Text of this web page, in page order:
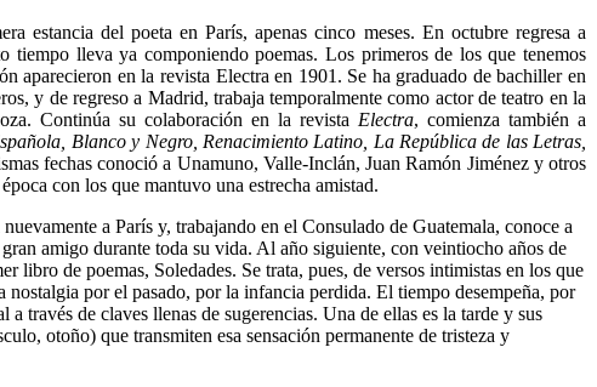
estancia del poeta en París, apenas cinco meses. En octubre regresa a
tiempo lleva ya componiendo poemas. Los primeros de los que tenemos
aparecieron en la revista Electra en 1901. Se ha graduado de bachiller en
y de regreso a Madrid, trabaja temporalmente como actor de teatro en la
Continúa su colaboración en la revista Electra, comienza también a
Blanco y Negro, Renacimiento Latino, La República de las Letras,
fechas conoció a Unamuno, Valle-Inclán, Juan Ramón Jiménez y otros
con los que mantuvo una estrecha amistad.
a París y, trabajando en el Consulado de Guatemala, conoce a
amigo durante toda su vida. Al año siguiente, con veintiocho años de
libro de poemas, Soledades. Se trata, pues, de versos intimistas en los que
nostalgia por el pasado, por la infancia perdida. El tiempo desempeña, por
a través de claves llenas de sugerencias. Una de ellas es la tarde y sus
otoño) que transmiten esa sensación permanente de tristeza y